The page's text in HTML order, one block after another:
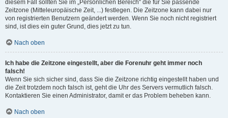
diesem Fall sollten Sie im „Persönlichen Bereich“ die für Sie passende
Zeitzone (Mitteleuropäische Zeit, ...) festlegen. Die Zeitzone kann dabei nur
von registrierten Benutzern geändert werden. Wenn Sie noch nicht registriert
sind, ist dies ein guter Grund, dies jetzt zu tun.
Nach oben
Ich habe die Zeitzone eingestellt, aber die Forenuhr geht immer noch
falsch!
Wenn Sie sich sicher sind, dass Sie die Zeitzone richtig eingestellt haben und
die Zeit trotzdem noch falsch ist, geht die Uhr des Servers vermutlich falsch.
Kontaktieren Sie einen Administrator, damit er das Problem beheben kann.
Nach oben